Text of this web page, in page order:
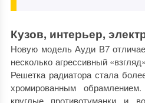
Кузов, интерьер,
Новую модель Ауди В7
несколько агрессивный
Решетка радиатора стала
хромированным
круглые противотуманки и